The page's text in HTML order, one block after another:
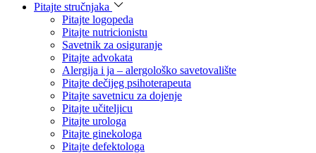
Pitajte stručnjaka
Pitajte logopeda
Pitajte nutricionistu
Savetnik za osiguranje
Pitajte advokata
Alergija i ja – alergološko savetovalište
Pitajte dečijeg psihoterapeuta
Pitajte savetnicu za dojenje
Pitajte učiteljicu
Pitajte urologa
Pitajte ginekologa
Pitajte defektologa